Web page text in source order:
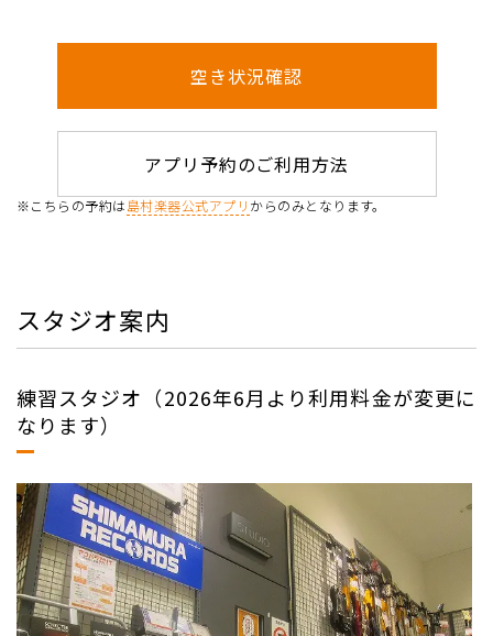
空き状況確認
アプリ予約のご利用方法
※こちらの予約は島村楽器公式アプリ からのみとなります。
スタジオ案内
練習スタジオ（2026年6月より利用料金が変更に
なります）